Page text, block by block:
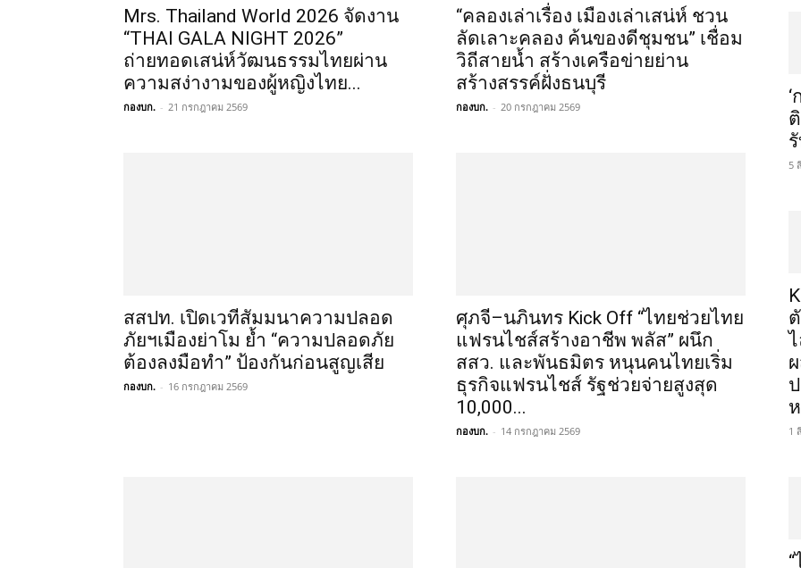
Mrs. Thailand World 2026 จัดงาน
“THAI GALA NIGHT 2026”
ถ่ายทอดเสน่ห์วัฒนธรรมไทยผ่าน
ความสง่างามของผู้หญิงไทย...
กองบก. - 21 กรกฎาคม 2569
“คลองเล่าเรื่อง เมืองเล่าเสน่ห์ ชวน
ลัดเลาะคลอง ค้นของดีชุมชน” เชื่อม
วิถีสายน้ำ สร้างเครือข่ายย่าน
สร้างสรรค์ฝั่งธนบุรี
กองบก. - 20 กรกฎาคม 2569
สสปท. เปิดเวทีสัมมนาความปลอด
ภัยฯเมืองย่าโม ย้ำ “ความปลอดภัย
ต้องลงมือทำ” ป้องกันก่อนสูญเสีย
กองบก. - 16 กรกฎาคม 2569
ศุภจี–นภินทร Kick Off “ไทยช่วยไทย
แฟรนไชส์สร้างอาชีพ พลัส” ผนึก
สสว. และพันธมิตร หนุนคนไทยเริ่ม
ธุรกิจแฟรนไชส์ รัฐช่วยจ่ายสูงสุด
10,000...
กองบก. - 14 กรกฎาคม 2569
5
1